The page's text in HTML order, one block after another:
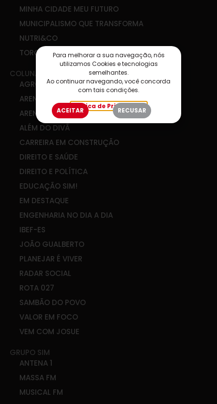
MINHA CIDADE MEU FUTURO
MUNICIPALISMO QUE TRANSFORMA
NUTRI&CO
TORCIDA SIM
COLUNAS
AGRO & COOP
ARENA DE IDEIAS
ARENA DIGITAL
ALÉM DO DIVÃ
CARREIRA EM CONSTRUÇÃO
DIREITO E SAÚDE
DIREITO E POLÍTICA
EDUCAÇÃO SIM!
EM DESTAQUE
ENGENHARIA NO DIA A DIA
IBEF-ES
JOÃO GUALBERTO
PLANEJAR É VIVER
RADAR SOCIAL
ROTA 027
SAMBÃO DO POVO
VALOR EM FOCO
VEM COM JOSUE
GRUPO SIM
ANTENA 1
MASSA FM
MUSICAL FM
Para melhorar a sua navegação, nós
utilizamos Cookies e tecnologias
semelhantes.
Ao continuar navegando, você concorda
com tais condições.
Política de Privacidade
ACEITAR RECUSAR